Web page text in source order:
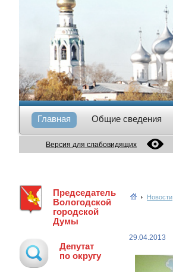
Главная Общие сведения
Версия для слабовидящих
Председатель
Вологодской
городской
Думы
Депутат
по округу
Новости
29.04.2013